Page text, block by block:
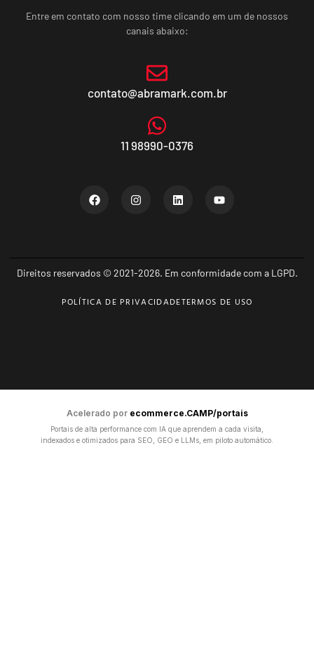
Entre em contato com nosso time clicando em um de nossos
canais abaixo:
contato@abramark.com.br
11 98990-0376
Direitos reservados © 2021-2026. Em conformidade com a LGPD.
POLÍTICA DE PRIVACIDADETERMOS DE USO
Acelerado por ecommerce.CAMP/portais
Portais de alta performance com IA que aprendem a cada visita,
indexados e otimizados para SEO, GEO e LLMs, em piloto automático.